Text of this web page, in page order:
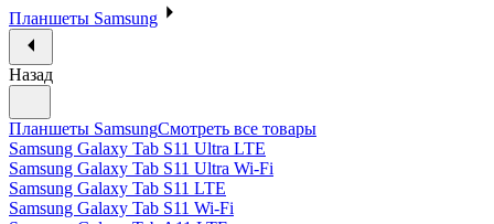
Планшеты Samsung
Назад
Планшеты SamsungСмотреть все товары
Samsung Galaxy Tab S11 Ultra LTE
Samsung Galaxy Tab S11 Ultra Wi-Fi
Samsung Galaxy Tab S11 LTE
Samsung Galaxy Tab S11 Wi-Fi